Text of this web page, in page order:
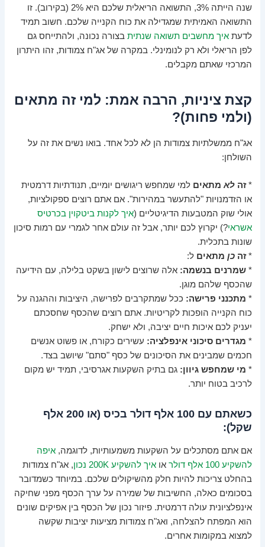
שנה הייתה 3%, התשואה הריאלית שלכם היא 2% (בקירוב). זו
התשואה האמיתית שמגדילה את כוח הקנייה שלכם. חשוב תמיד
לדעתאיך מחשבים תשואה שנתית בצורה נכונה, ולהתייחס גם
לפן הריאלי ולא רק לנומינלי. במקרה של אג"ח צמודות, זהו היתרון
המרכזי שאתם מקבלים.
קצת ציניות, הרבה אמת: למי זה מתאים
(ולמי פחות)?
אג"ח ממשלתיות צמודות הן לא לכל אחד. בואו נשים את זה על
השולחן:
*זהלא מתאים למי שמחפש ריגושים יומיים, תנודתיות דרמטית
או הזדמנויות "להתעשר במהירות". אם אתם רוצים ספקולציות,
אולי שוק המטבעות הדיגיטליים (איך לקנות ביטקוין בכרטיס
אשראי?) יקרוץ לכם יותר, אבל זה עולם אחר לגמרי עם רמות סיכון
שונות בתכלית.
*זהכן מתאים ל:
*שמרנים בנשמה: אלה שרוצים לישון בשקט בלילה, עם הידיעה
שהכסף שלהם מוגן.
* מתכנני פרישה: ככל שמתקרבים לפרישה, היציבות וההגנה על
כוח הקנייה הופכות לקריטיות. אתם רוצים שהכסף שחסכתם
יעניק לכם איכות חיים יציבה, ולא ישחק.
* מגדרים סיכוני אינפלציה: עשירים כקורח, או פשוט אנשים
חכמים שמבינים את הסיכונים של כסף "סתם" שיושב בצד.
* מי שמחפש גיוון: גם בתיק השקעות אגרסיבי, תמיד יש מקום
לרכיב בטוח יותר.
כשאתם עם 100 אלף דולר בכיס (או 200 אלף
שקל):
אם אתם מסתכלים על השקעות משמעותיות, לדוגמה,איפה
להשקיע 100 אלף דולר
אואיך להשקיע 200K נכון
, אג"ח צמודות
בהחלט צריכות להיות חלק מהשיקולים שלכם. במיוחד כשמדובר
בסכומים כאלה, החשיבות של שמירה על ערך הכסף מפני שחיקה
אינפלציונית עולה דרמטית. פיזור נכון של הכסף בין אפיקים שונים
הוא המפתח להצלחה, ואג"ח צמודות מציעות יציבות שקשה
למצוא במקומות אחרים.